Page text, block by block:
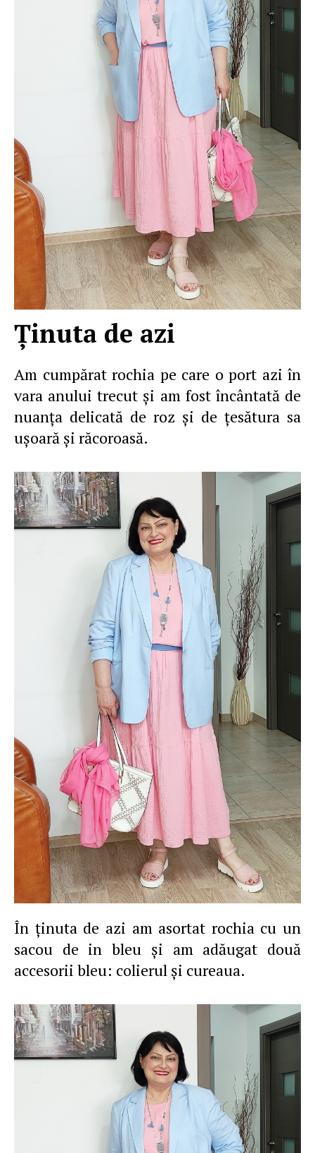
Ţinuta de azi
Am cumpărat rochia pe care o port azi în
vara anului trecut şi am fost încântată de
nuanţa delicată de roz şi de ţesătura sa
uşoară şi răcoroasă.
În ţinuta de azi am asortat rochia cu un
sacou de in bleu şi am adăugat două
accesorii bleu: colierul şi cureaua.